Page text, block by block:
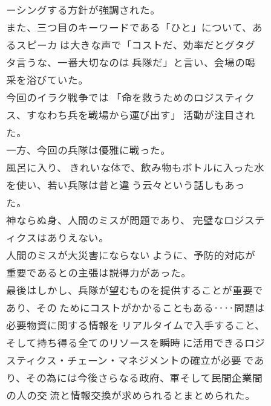
ーシングする方針が強調された。
また、三つ目のキーワードである「ひと」について、あ
るスピーカ は大きな声で「コストだ、効率だとグタグ
タ言うな、一番大切なのは 兵隊だ」と言い、会場の喝
采を浴びていた。
今回のイラク戦争では 「命を救うためのロジスティク
ス、すなわち兵を戦場から運び出す」 活動が注目され
た。
一方、今回の兵隊は優雅に戦った。
風呂に入り、 きれいな体で、飲み物もボトルに入った水
を使い、若い兵隊は昔と違 う云々という話しもあっ
た。
神ならぬ身、人間のミスが問題であり、 完璧なロジステ
ィクスはありえない。
人間のミスが大災害にならない ように、予防的対応が
重要であるとの主張は説得力があった。
最後はしかし、兵隊が望むものを提供することが重要で
あり、その ためにコストがかかることもある‥‥問題は
必要物資に関する情報を リアルタイムで入手すること、
そして持ち得る全てのリソースを瞬時 に活用できるロジ
スティクス・チェーン・マネジメントの確立が必要 であ
り、その為には今後さらなる政府、軍そして民間企業間
の人の交 流と情報交換が求められるとまとめられた。